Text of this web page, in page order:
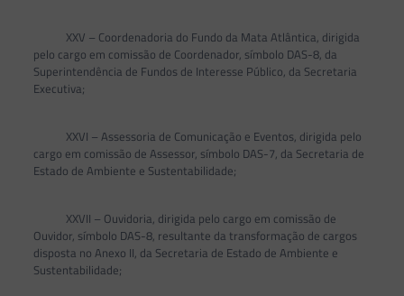
XXV – Coordenadoria do Fundo da Mata Atlântica, dirigida
pelo cargo em comissão de Coordenador, símbolo DAS-8, da
Superintendência de Fundos de Interesse Público, da Secretaria
Executiva;
XXVI – Assessoria de Comunicação e Eventos, dirigida pelo
cargo em comissão de Assessor, símbolo DAS-7, da Secretaria de
Estado de Ambiente e Sustentabilidade;
XXVII – Ouvidoria, dirigida pelo cargo em comissão de
Ouvidor, símbolo DAS-8, resultante da transformação de cargos
disposta no Anexo II, da Secretaria de Estado de Ambiente e
Sustentabilidade;